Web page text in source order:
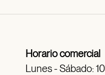
Horario comercial
Lunes - Sábado: